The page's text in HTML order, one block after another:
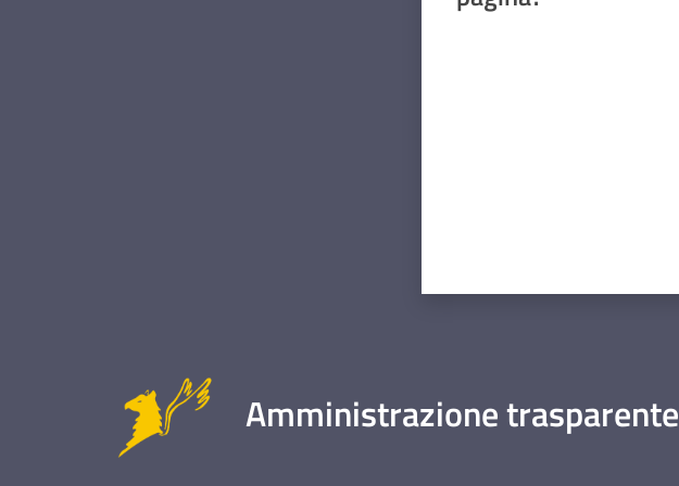
Amministrazione trasparente